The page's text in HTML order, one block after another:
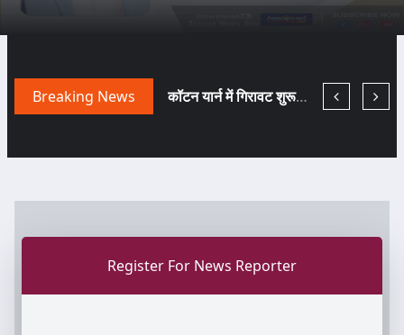
Breaking News कॉटन यार्न में गिरावट शुरू हुई तो फि लामेंट यार्न हो गया टाइट
Register For News Reporter